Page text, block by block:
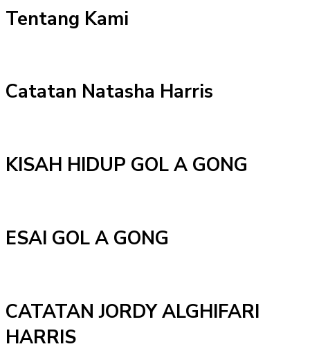
Tentang Kami
Catatan Natasha Harris
KISAH HIDUP GOL A GONG
ESAI GOL A GONG
CATATAN JORDY ALGHIFARI
HARRIS